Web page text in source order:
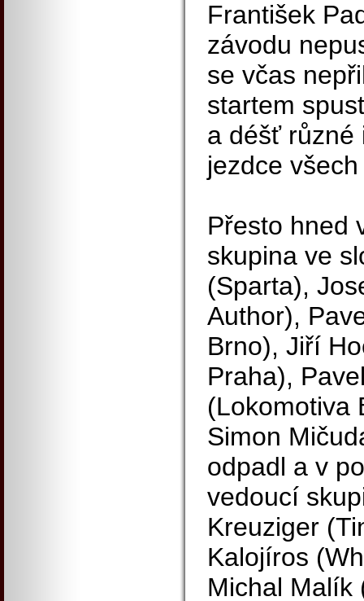
František
závodu
se včas
startem
a déšť různé
jezdce
Přesto hned
skupina ve
(Sparta),
Author),
Brno), Jiří
Praha),
(Lokomotiva
Simon
odpadl a v
vedoucí
Kreuziger
Kalojíros
Michal Malík